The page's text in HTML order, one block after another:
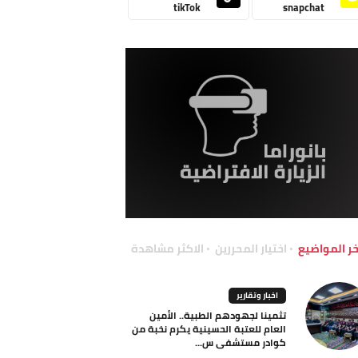
snapchat
tikTok
المواضيع اختيار المحررين الاكثر مشاهدة
اخبار وتقارير
تثمينا لجهودهم الطبية.. الأمين
العام للعتبة الحسينية يكرم نخبة من
كوادر مستشفى س...